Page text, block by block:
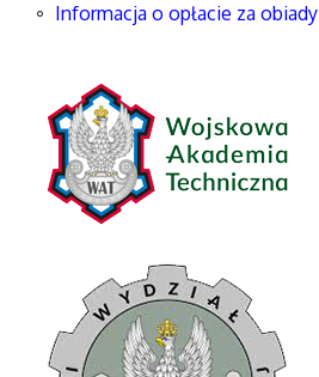
Informacja o opłacie za obiady